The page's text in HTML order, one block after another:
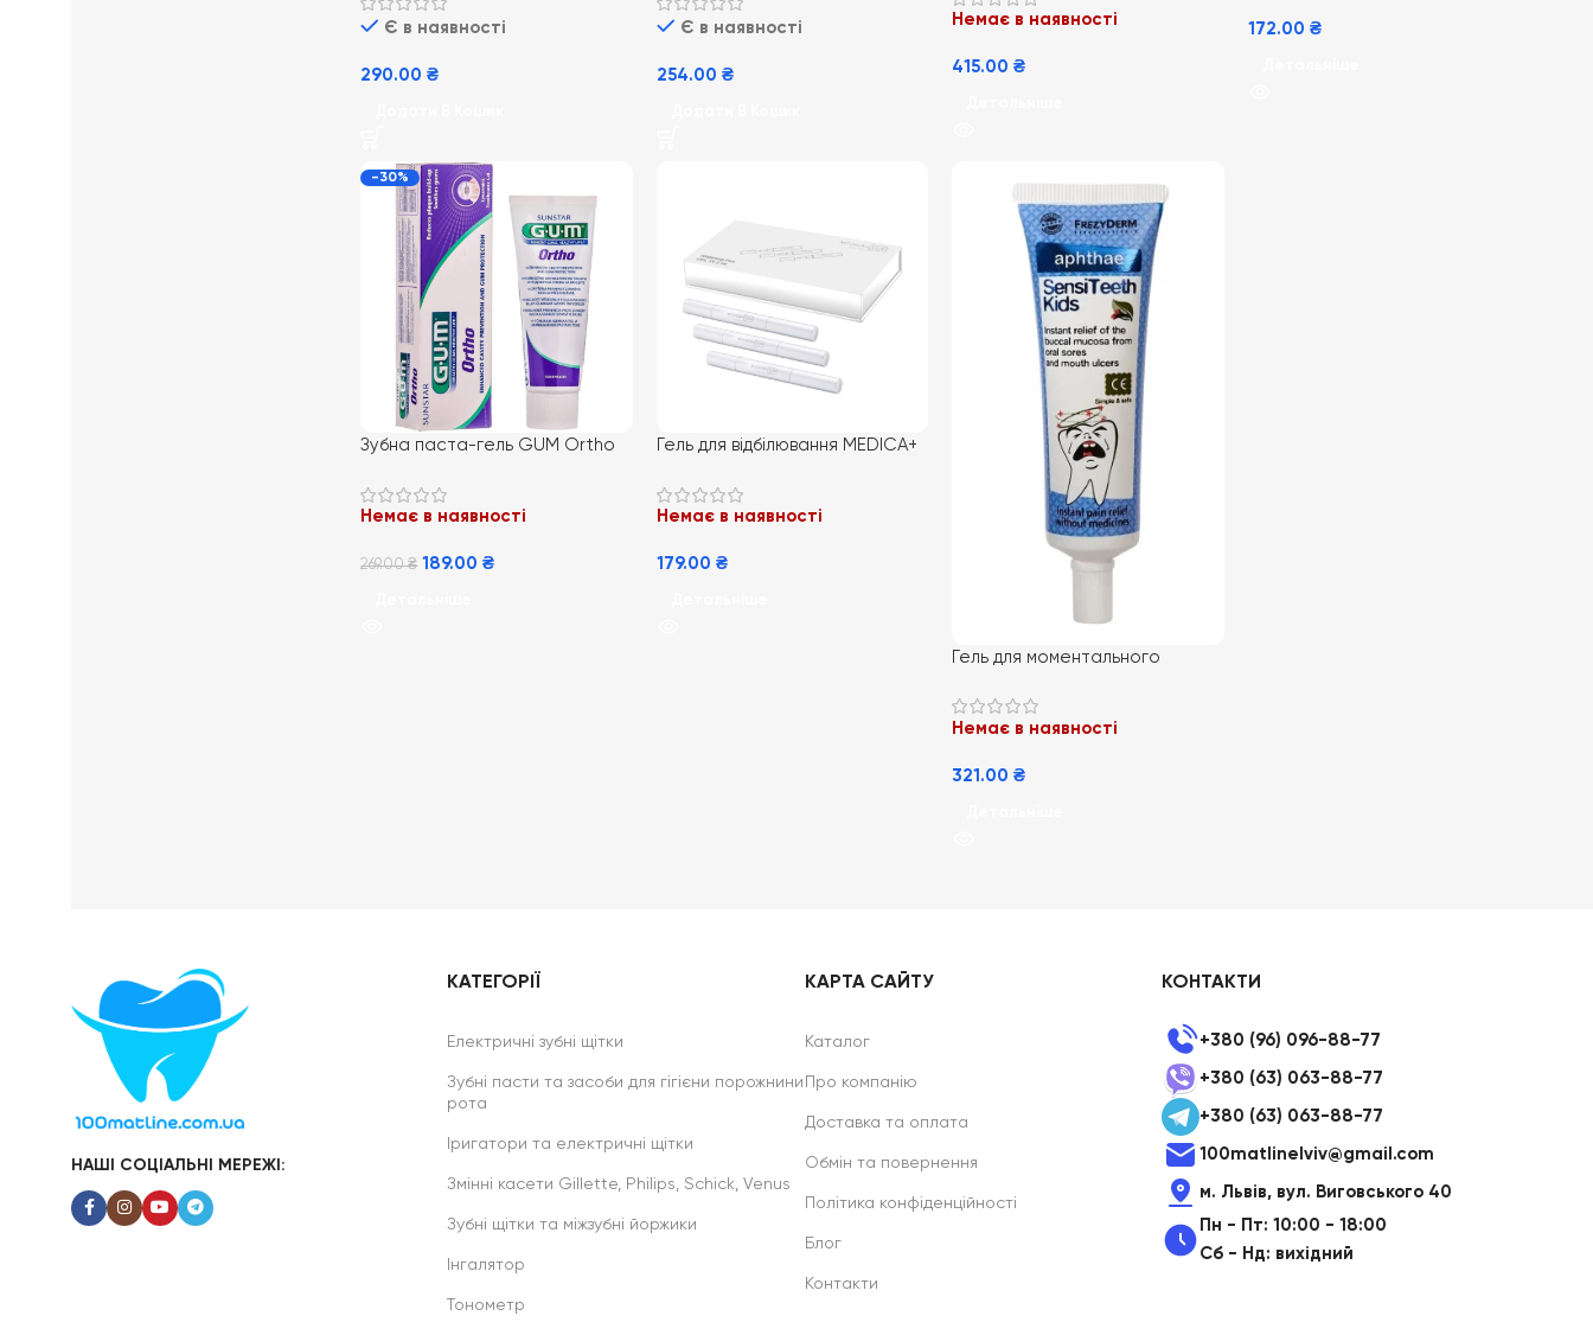
Є в наявності
290.00₴
Є в наявності
254.00 ₴
Немає в наявності
415.00₴
172.00 ₴
-30%
Зубна паста-гель GUM Ortho
Немає в наявності
269.00₴ 189.00₴
Гель для відбілювання MEDICA+
Немає в наявності
179.00 ₴
Гель для моментального
FrezyDerm Sensiteeth Apthae
Gel ,25 мл
Немає в наявності
321.00₴
НАШІ СОЦІАЛЬНІ МЕРЕЖІ:
КАТЕГОРІЇ
Електричні зубні щітки
Зубні пасти та засоби для гігієни порожнини
рота
Іригатори та електричні щітки
Змінні касети Gillette, Philips, Schick, Venus
Зубні щітки та міжзубні йоржики
Інгалятор
Тонометр
КАРТА САЙТУ
Каталог
Про компанію
Доставка та оплата
Обмін та повернення
Політика конфіденційності
Блог
Контакти
КОНТАКТИ
+380 (96) 096-88-77
+380 (63) 063-88-77
+380 (63) 063-88-77
100matlinelviv@gmail.com
м. Львів, вул. Виговського 40
Пн - Пт: 10:00 - 18:00
Сб - Нд: вихідний